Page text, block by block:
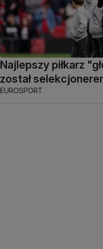
Najlepszy piłkarz
został
EUROSPORT